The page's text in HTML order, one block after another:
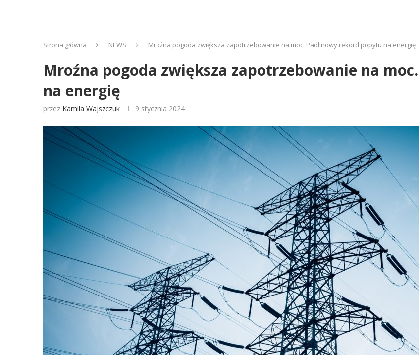
Strona główna NEWS Mroźna pogoda zwiększa zapotrzebowanie na moc. Padł nowy rekord popytu na energię
Mroźna pogoda zwiększa zapotrzebowanie na
na energię
przez Kamila Wajszczuk 9 stycznia 2024